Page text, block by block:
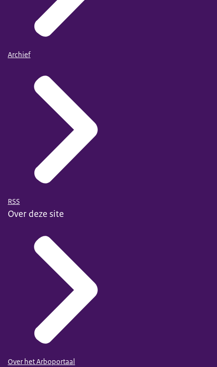
Archief
RSS
Over deze site
Over het Arboportaal